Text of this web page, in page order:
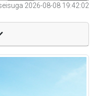
2026-08-08 19:42:02